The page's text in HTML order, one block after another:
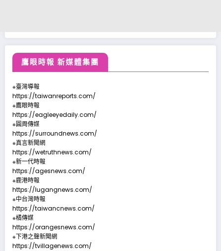
鷹眼時報 新媒體集團
※臺灣導報
https://taiwanreports.com/
※鷹眼時報
https://eagleeyedaily.com/
※圓周傳媒
https://surroundnews.com/
※真言新聞網
https://wetruthnews.com/
※新一代時報
https://agesnews.com/
※鹿港時報
https://lugangnews.com/
※中台灣時報
https://taiwancnews.com/
※橘傳媒
https://orangesnews.com/
※下港之聲新聞網
https://tvillagenews.com/